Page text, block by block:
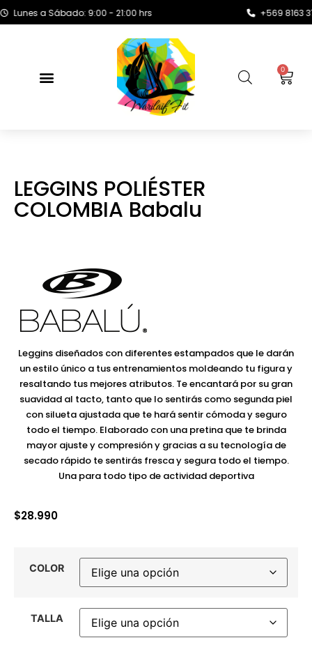
a Sábado: 9:00 - 21:00 hrs +569 8163 3720
0
LEGGINS POLIÉSTER
COLOMBIA Babalu
Leggins diseñados con diferentes estampados que le darán
un estilo único a tus entrenamientos moldeando tu figura y
resaltando tus mejores atributos. Te encantará por su gran
suavidad al tacto, tanto que lo sentirás como segunda piel
con silueta ajustada que te hará sentir cómoda y seguro
todo el tiempo. Elaborado con una pretina que te brinda
mayor ajuste y compresión y gracias a su tecnología de
secado rápido te sentirás fresca y segura todo el tiempo.
Una para todo tipo de actividad deportiva
$28.990
COLOR
TALLA